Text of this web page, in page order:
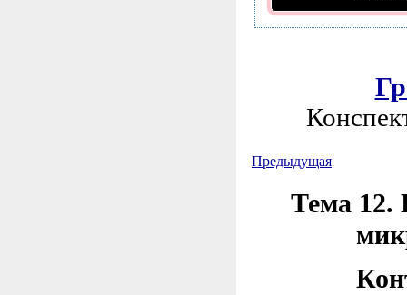
Предыдущая
Тема 12.